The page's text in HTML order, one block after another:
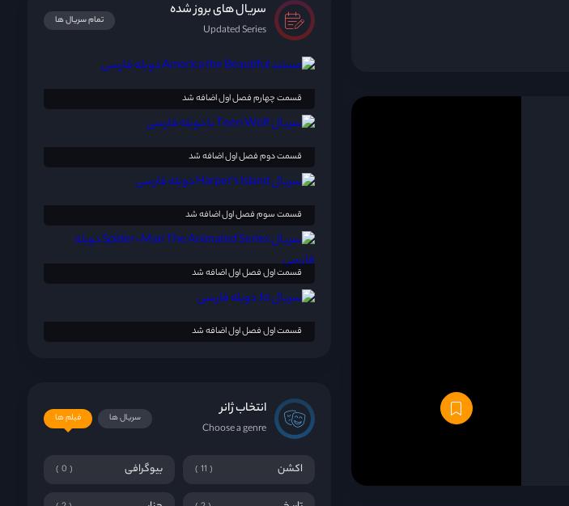
سریال های بروز شده
Updated Series
تمام سریال ها
قسمت چهارم فصل اول اضافه شد
قسمت دوم فصل اول اضافه شد
قسمت سوم فصل اول اضافه شد
قسمت اول فصل اول اضافه شد
قسمت اول فصل اول اضافه شد
انتخاب ژانر
Choose a genre
فیلم ها سریال ها
اکشن 11 بیوگرافی 0